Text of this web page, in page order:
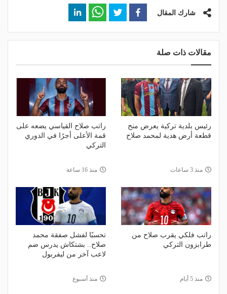
شارك المقال
مقالات ذات صلة
رئيس بلدية تركية يعرض منح
قطعة أرض هدية لمحمد صلاح
منذ 3 ساعات
راتب صلاح القياسي يضعه على
قمة الأعلى أجرًا في الدوري
التركي
منذ 16 ساعة
راتب فلكي يقرب صلاح من
طرابزون التركي
منذ 5 أيام
تحسبًا لفشل صفقة محمد
صلاح.. بشتكاش يدرس ضم
لاعب آخر من ليفربول
منذ أسبوع